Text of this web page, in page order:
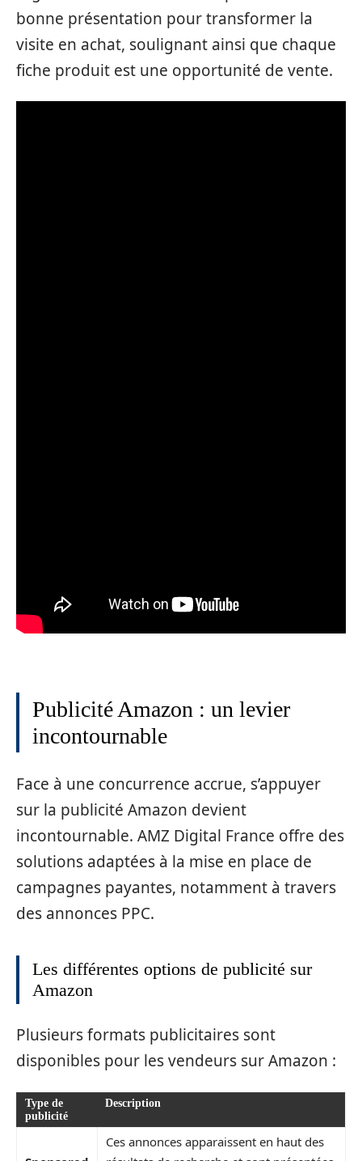
bonne présentation pour transformer la
visite en achat, soulignant ainsi que chaque
fiche produit est une opportunité de vente.
Publicité Amazon : un levier
incontournable
Face à une concurrence accrue, s’appuyer
sur la publicité Amazon devient
incontournable. AMZ Digital France offre des
solutions adaptées à la mise en place de
campagnes payantes, notamment à travers
des annonces PPC.
Les différentes options de publicité sur
Amazon
Plusieurs formats publicitaires sont
disponibles pour les vendeurs sur Amazon :
Type de
publicité
Description
Ces annonces apparaissent en haut des